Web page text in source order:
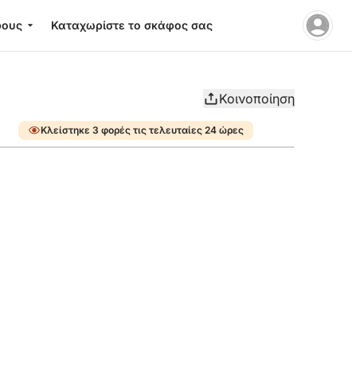
Καταχωρίστε το σκάφος σας
Κοινοποίηση
Κλείστηκε 3 φορές τις τελευταίες 24 ώρες